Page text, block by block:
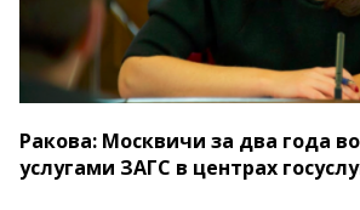
Ракова: Москвичи за два года
услугами ЗАГС в центрах